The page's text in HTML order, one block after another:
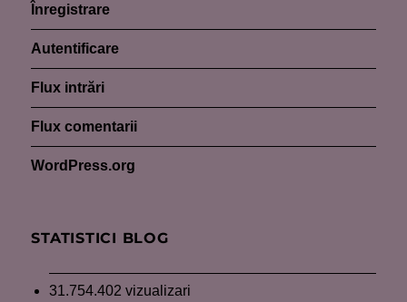
Înregistrare
Autentificare
Flux intrări
Flux comentarii
WordPress.org
STATISTICI BLOG
31.754.402 vizualizari